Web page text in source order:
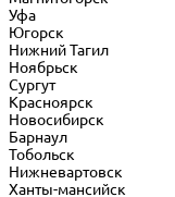
Уфа
Югорск
Нижний Тагил
Ноябрьск
Сургут
Красноярск
Новосибирск
Барнаул
Тобольск
Нижневартовск
Ханты-мансийск